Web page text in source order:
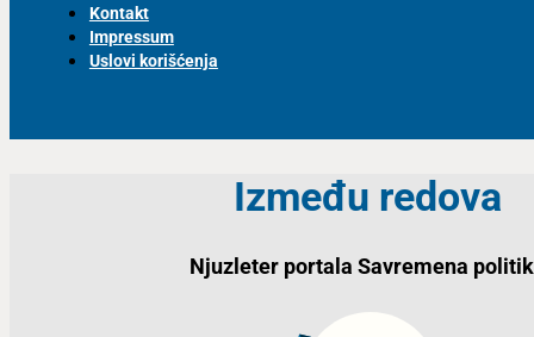
Kontakt
Impressum
Uslovi korišćenja
Između redova
Njuzleter portala Savremena